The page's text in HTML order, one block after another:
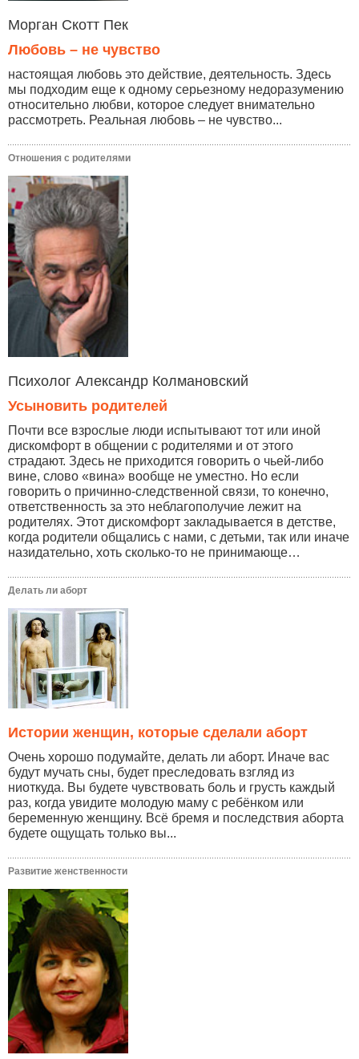
Морган Скотт Пек
Любовь – не чувство
настоящая любовь это действие, деятельность. Здесь
мы подходим еще к одному серьезному недоразумению
относительно любви, которое следует внимательно
рассмотреть. Реальная любовь – не чувство...
Отношения с родителями
Психолог Александр Колмановский
Усыновить родителей
Почти все взрослые люди испытывают тот или иной
дискомфорт в общении с родителями и от этого
страдают. Здесь не приходится говорить о чьей-либо
вине, слово «вина» вообще не уместно. Но если
говорить о причинно-следственной связи, то конечно,
ответственность за это неблагополучие лежит на
родителях. Этот дискомфорт закладывается в детстве,
когда родители общались с нами, с детьми, так или иначе
назидательно, хоть сколько-то не принимающе…
Делать ли аборт
Истории женщин, которые сделали аборт
Очень хорошо подумайте, делать ли аборт. Иначе вас
будут мучать сны, будет преследовать взгляд из
ниоткуда. Вы будете чувствовать боль и грусть каждый
раз, когда увидите молодую маму с ребёнком или
беременную женщину. Всё бремя и последствия аборта
будете ощущать только вы...
Развитие женственности